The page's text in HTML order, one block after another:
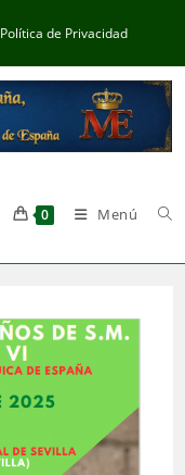
Política de Privacidad
0 Menú